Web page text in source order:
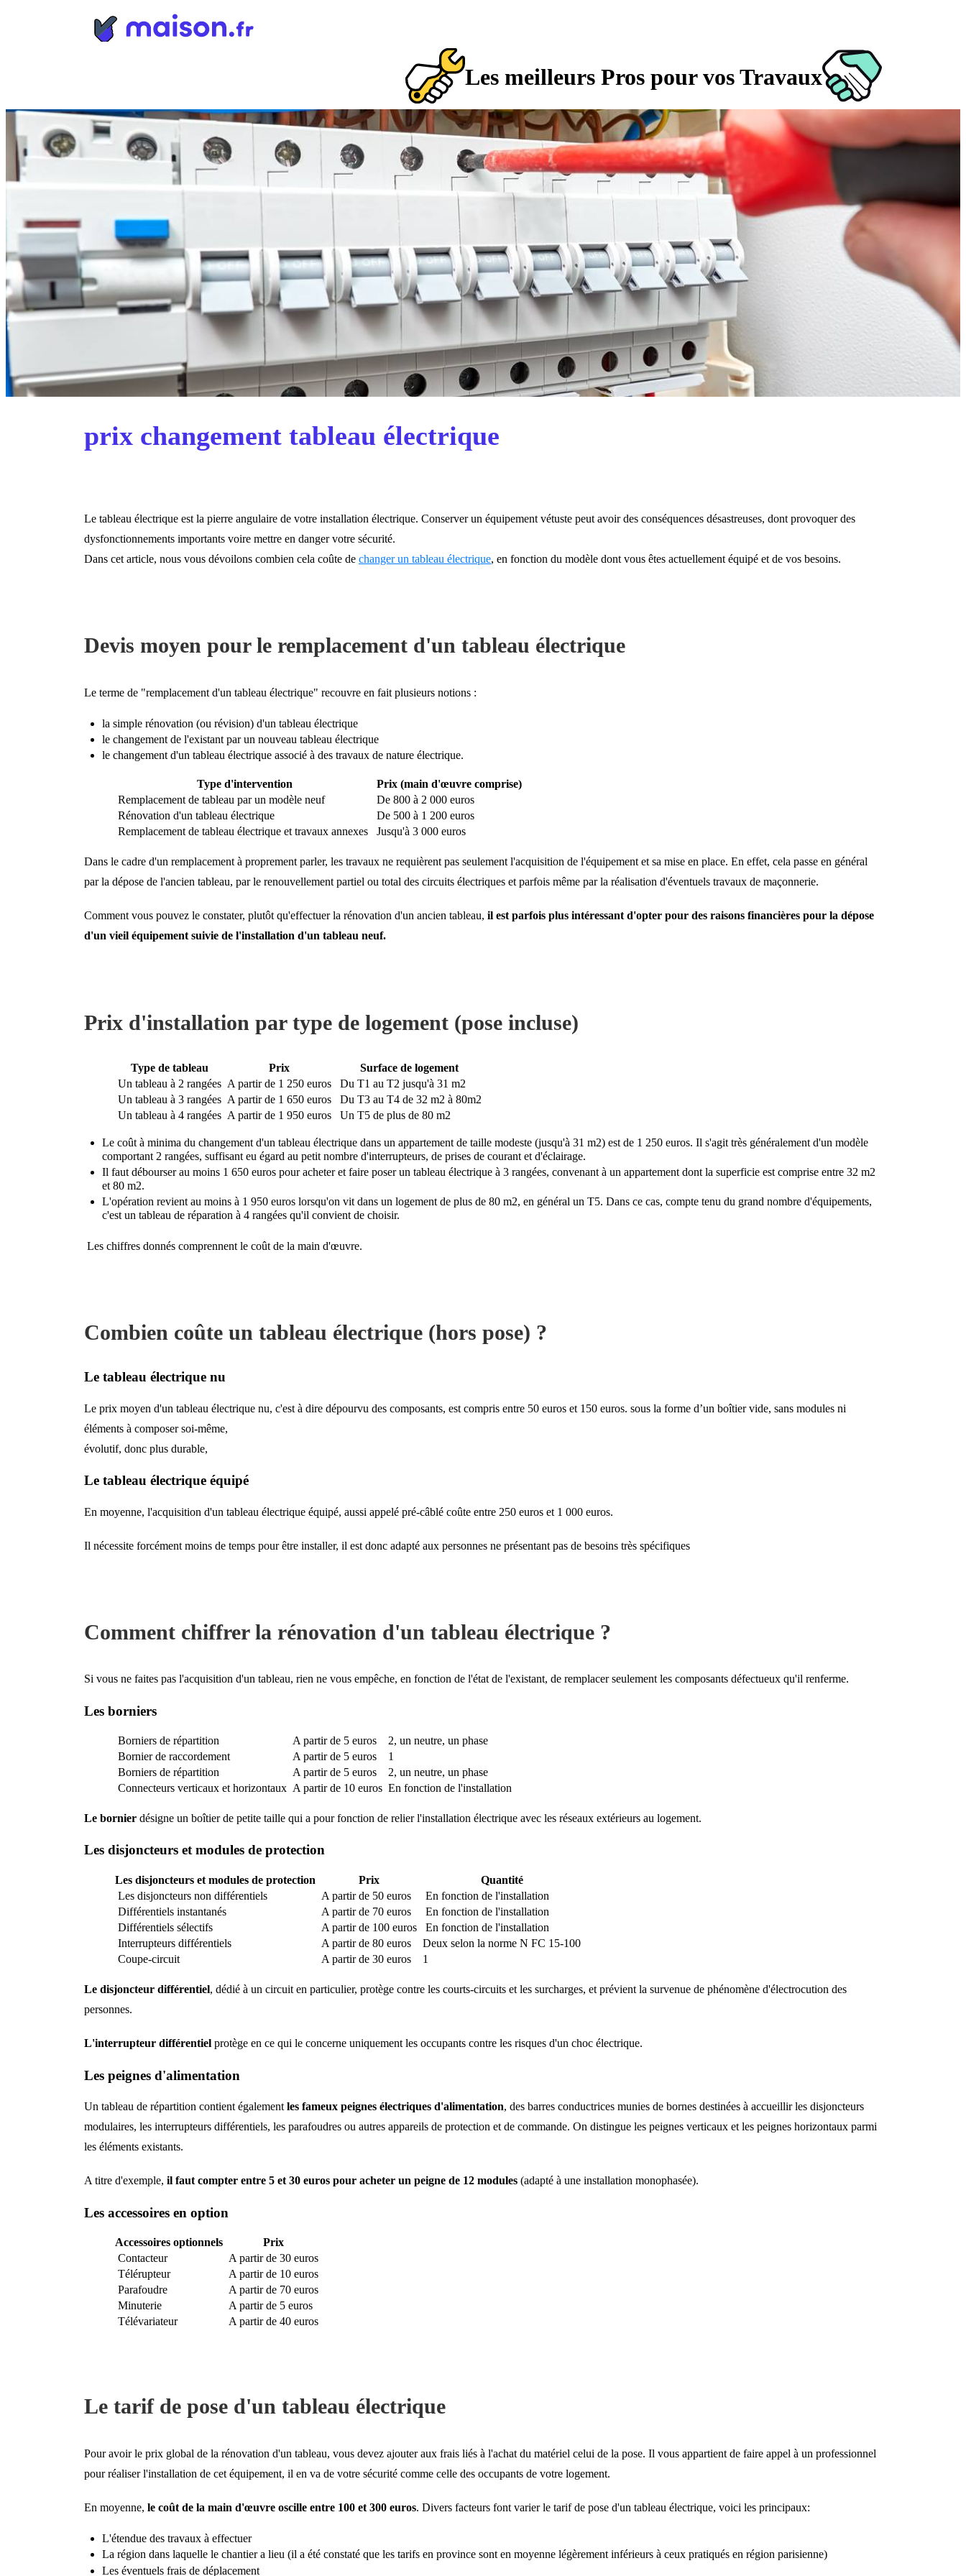
Les meilleurs Pros pour vos Travaux
prix changement tableau électrique
Le tableau électrique est la pierre angulaire de votre installation électrique. Conserver un équipement vétuste peut avoir des conséquences désastreuses, dont provoquer des
dysfonctionnements importants voire mettre en danger votre sécurité.
Dans cet article, nous vous dévoilons combien cela coûte de changer un tableau électrique, en fonction du modèle dont vous êtes actuellement équipé et de vos besoins.
Devis moyen pour le remplacement d'un tableau électrique
Le terme de "remplacement d'un tableau électrique" recouvre en fait plusieurs notions :
la simple rénovation (ou révision) d'un tableau électrique
le changement de l'existant par un nouveau tableau électrique
le changement d'un tableau électrique associé à des travaux de nature électrique.
Type d'intervention
Prix (main d'œuvre comprise)
Remplacement de tableau par un modèle neuf
De 800 à 2 000 euros
Rénovation d'un tableau électrique
De 500 à 1 200 euros
Remplacement de tableau électrique et travaux annexes
Jusqu'à 3 000 euros
Dans le cadre d'un remplacement à proprement parler, les travaux ne requièrent pas seulement l'acquisition de l'équipement et sa mise en place. En effet, cela passe en général
par la dépose de l'ancien tableau, par le renouvellement partiel ou total des circuits électriques et parfois même par la réalisation d'éventuels travaux de maçonnerie.
Comment vous pouvez le constater, plutôt qu'effectuer la rénovation d'un ancien tableau, il est parfois plus intéressant d'opter pour des raisons financières pour la dépose
d'un vieil équipement suivie de l'installation d'un tableau neuf.
Prix d'installation par type de logement (pose incluse)
Type de tableau Prix
Surface de logement
Un tableau à 2 rangées A partir de 1 250 euros
Du T1 au T2 jusqu'à 31 m2
Un tableau à 3 rangées A partir de 1 650 euros
Du T3 au T4 de 32 m2 à 80m2
Un tableau à 4 rangées A partir de 1 950 euros Un T5 de plus de 80 m2
Le coût à minima du changement d'un tableau électrique dans un appartement de taille modeste (jusqu'à 31 m2) est de 1 250 euros. Il s'agit très généralement d'un modèle
comportant 2 rangées, suffisant eu égard au petit nombre d'interrupteurs, de prises de courant et d'éclairage.
Il faut débourser au moins 1 650 euros pour acheter et faire poser un tableau électrique à 3 rangées, convenant à un appartement dont la superficie est comprise entre 32 m2
et 80 m2.
L'opération revient au moins à 1 950 euros lorsqu'on vit dans un logement de plus de 80 m2, en général un T5. Dans ce cas, compte tenu du grand nombre d'équipements,
c'est un tableau de réparation à 4 rangées qu'il convient de choisir.
Les chiffres donnés comprennent le coût de la main d'œuvre.
Combien coûte un tableau électrique (hors pose) ?
Le tableau électrique nu
Le prix moyen d'un tableau électrique nu, c'est à dire dépourvu des composants, est compris entre 50 euros et 150 euros. sous la forme d’un boîtier vide, sans modules ni
éléments à composer soi-même,
évolutif, donc plus durable,
Le tableau électrique équipé
En moyenne, l'acquisition d'un tableau électrique équipé, aussi appelé pré-câblé coûte entre 250 euros et 1 000 euros.
Il nécessite forcément moins de temps pour être installer, il est donc adapté aux personnes ne présentant pas de besoins très spécifiques
Comment chiffrer la rénovation d'un tableau électrique ?
Si vous ne faites pas l'acquisition d'un tableau, rien ne vous empêche, en fonction de l'état de l'existant, de remplacer seulement les composants défectueux qu'il renferme.
Les borniers
Borniers de répartition A partir de 5 euros
2, un neutre, un phase
Bornier de raccordement
A partir de 5 euros
1
Borniers de répartition
A partir de 5 euros
2, un neutre, un phase
Connecteurs verticaux et horizontaux A partir de 10 euros En fonction de l'installation
Le bornier désigne un boîtier de petite taille qui a pour fonction de relier l'installation électrique avec les réseaux extérieurs au logement.
Les disjoncteurs et modules de protection
Les disjoncteurs et modules de protection Prix
Quantité
Les disjoncteurs non différentiels
A partir de 50 euros
En fonction de l'installation
Différentiels instantanés
A partir de 70 euros
En fonction de l'installation
Différentiels sélectifs
A partir de 100 euros
En fonction de l'installation
Interrupteurs différentiels
A partir de 80 euros
Deux selon la norme N FC 15-100
Coupe-circuit
A partir de 30 euros 1
Le disjoncteur différentiel, dédié à un circuit en particulier, protège contre les courts-circuits et les surcharges, et prévient la survenue de phénomène d'électrocution des
personnes.
L'interrupteur différentiel protège en ce qui le concerne uniquement les occupants contre les risques d'un choc électrique.
Les peignes d'alimentation
Un tableau de répartition contient également les fameux peignes électriques d'alimentation, des barres conductrices munies de bornes destinées à accueillir les disjoncteurs
modulaires, les interrupteurs différentiels, les parafoudres ou autres appareils de protection et de commande. On distingue les peignes verticaux et les peignes horizontaux parmi
les éléments existants.
A titre d'exemple, il faut compter entre 5 et 30 euros pour acheter un peigne de 12 modules (adapté à une installation monophasée).
Les accessoires en option
Accessoires optionnels
Prix
Contacteur
A partir de 30 euros
Télérupteur
A partir de 10 euros
Parafoudre
A partir de 70 euros
Minuterie
A partir de 5 euros
Télévariateur
A partir de 40 euros
Le tarif de pose d'un tableau électrique
Pour avoir le prix global de la rénovation d'un tableau, vous devez ajouter aux frais liés à l'achat du matériel celui de la pose. Il vous appartient de faire appel à un professionnel
pour réaliser l'installation de cet équipement, il en va de votre sécurité comme celle des occupants de votre logement.
En moyenne, le coût de la main d'œuvre oscille entre 100 et 300 euros. Divers facteurs font varier le tarif de pose d'un tableau électrique, voici les principaux:
L'étendue des travaux à effectuer
La région dans laquelle le chantier a lieu (il a été constaté que les tarifs en province sont en moyenne légèrement inférieurs à ceux pratiqués en région parisienne)
Les éventuels frais de déplacement